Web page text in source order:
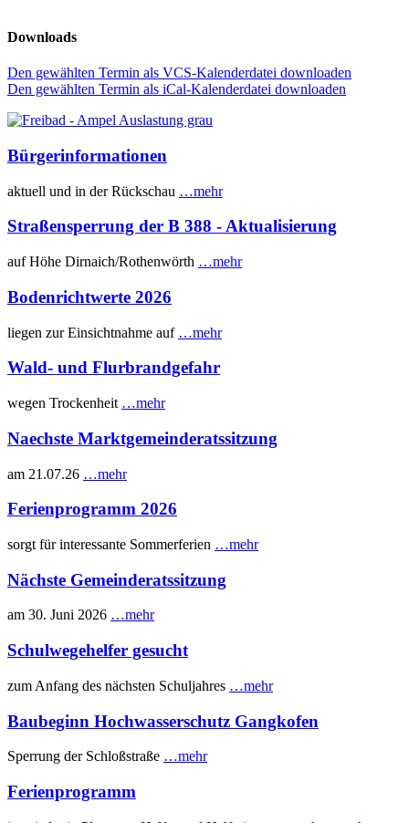
Downloads
Den gewählten Termin als VCS-Kalenderdatei downloaden
Den gewählten Termin als iCal-Kalenderdatei downloaden
Bürgerinformationen
aktuell und in der Rückschau …mehr
Straßensperrung der B 388 - Aktualisierung
auf Höhe Dirnaich/Rothenwörth …mehr
Bodenrichtwerte 2026
liegen zur Einsichtnahme auf …mehr
Wald- und Flurbrandgefahr
wegen Trockenheit …mehr
Naechste Marktgemeinderatssitzung
am 21.07.26 …mehr
Ferienprogramm 2026
sorgt für interessante Sommerferien …mehr
Nächste Gemeinderatssitzung
am 30. Juni 2026 …mehr
Schulwegehelfer gesucht
zum Anfang des nächsten Schuljahres …mehr
Baubeginn Hochwasserschutz Gangkofen
Sperrung der Schloßstraße …mehr
Ferienprogramm